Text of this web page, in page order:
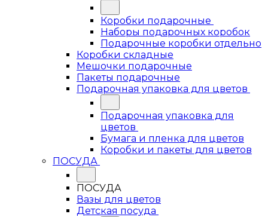
Коробки подарочные
Наборы подарочных коробок
Подарочные коробки отдельно
Коробки складные
Мешочки подарочные
Пакеты подарочные
Подарочная упаковка для цветов
Подарочная упаковка для
цветов
Бумага и пленка для цветов
Коробки и пакеты для цветов
ПОСУДА
ПОСУДА
Вазы для цветов
Детская посуда